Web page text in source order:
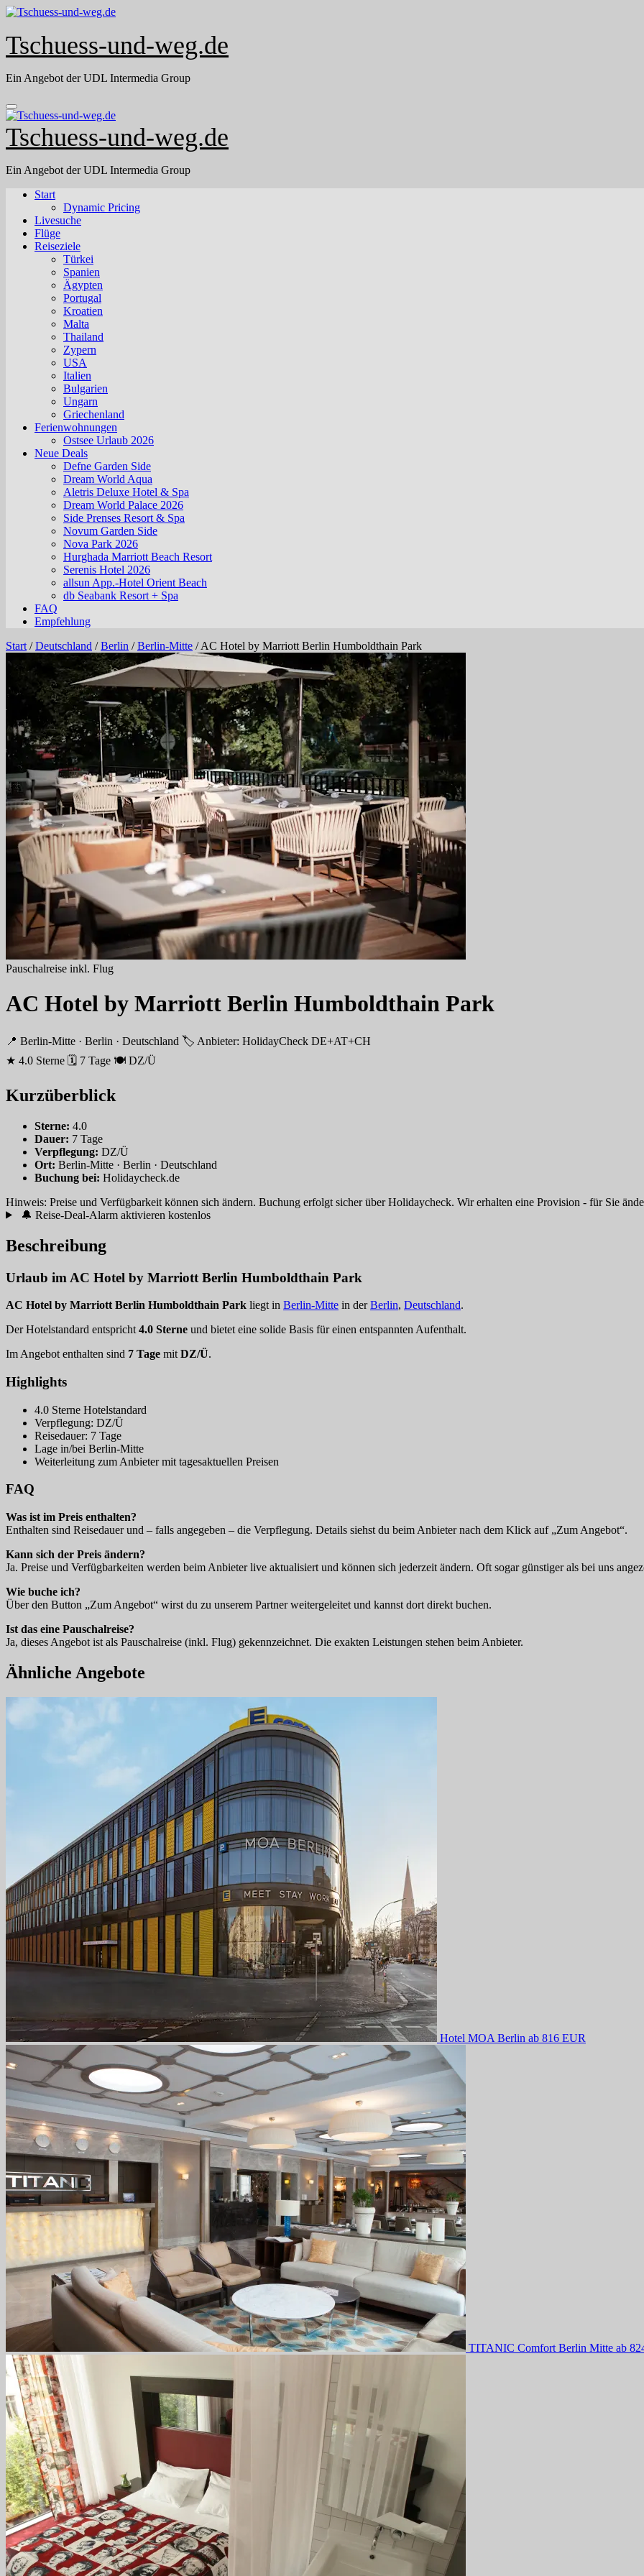
Skip
content
Tschuess-und-weg.de
Ein Angebot der UDL Intermedia Group
Tschuess-und-weg.de
Ein Angebot der UDL Intermedia Group
Start
Dynamic Pricing
Livesuche
Flüge
Reiseziele
Türkei
Spanien
Ägypten
Portugal
Kroatien
Malta
Thailand
Zypern
USA
Italien
Bulgarien
Ungarn
Griechenland
Ferienwohnungen
Ostsee Urlaub 2026
Neue Deals
Defne Garden Side
Dream World Aqua
Aletris Deluxe Hotel & Spa
Dream World Palace 2026
Side Prenses Resort & Spa
Novum Garden Side
Nova Park 2026
Hurghada Marriott Beach Resort
Serenis Hotel 2026
allsun App.-Hotel Orient Beach
db Seabank Resort + Spa
FAQ
Empfehlung
Start /Deutschland /Berlin /Berlin-Mitte /AC Hotel by Marriott Berlin Humboldthain Park
Pauschalreise inkl. Flug
AC Hotel by Marriott Berlin Humboldthain Park
📍 Berlin-Mitte · Berlin · Deutschland 🏷 Anbieter: HolidayCheck DE+AT+CH
★ 4.0 Sterne 🗓 7 Tage 🍽 DZ/Ü
Kurzüberblick
Sterne: 4.0
Dauer: 7 Tage
Verpflegung: DZ/Ü
Ort: Berlin-Mitte · Berlin · Deutschland
Buchung bei: Holidaycheck.de
Hinweis: Preise und Verfügbarkeit können sich ändern. Buchung erfolgt sicher über Holidaycheck. Wir erhalten eine Provision - für Sie
🔔 Reise-Deal-Alarm aktivieren kostenlos
Beschreibung
Urlaub im AC Hotel by Marriott Berlin Humboldthain Park
AC Hotel by Marriott Berlin Humboldthain Park liegt in Berlin-Mitte in derBerlin, Deutschland.
Der Hotelstandard entspricht 4.0 Sterne und bietet eine solide Basis für einen entspannten Aufenthalt.
Im Angebot enthalten sind 7 Tage mit DZ/Ü.
Highlights
4.0 Sterne Hotelstandard
Verpflegung: DZ/Ü
Reisedauer: 7 Tage
Lage in/bei Berlin-Mitte
Weiterleitung zum Anbieter mit tagesaktuellen Preisen
FAQ
Was ist im Preis enthalten?
Enthalten sind Reisedauer und – falls angegeben – die Verpflegung. Details siehst du beim Anbieter nach dem Klick auf „Zum Angebot“.
Kann sich der Preis ändern?
Ja. Preise und Verfügbarkeiten werden beim Anbieter live aktualisiert und können sich jederzeit ändern. Oft sogar günstiger als bei uns
Wie buche ich?
Über den Button „Zum Angebot“ wirst du zu unserem Partner weitergeleitet und kannst dort direkt buchen.
Ist das eine Pauschalreise?
Ja, dieses Angebot ist als Pauschalreise (inkl. Flug) gekennzeichnet. Die exakten Leistungen stehen beim Anbieter.
Ähnliche Angebote
Hotel MOA Berlin ab 816 EUR
TITANIC Comfort Berlin Mitte ab